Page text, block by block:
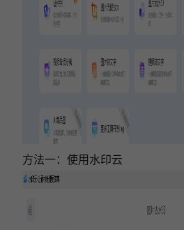
方法一：使用水印云